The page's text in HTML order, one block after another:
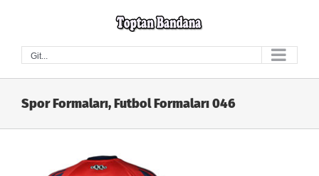
Git...
Spor Formaları, Futbol Formaları 046